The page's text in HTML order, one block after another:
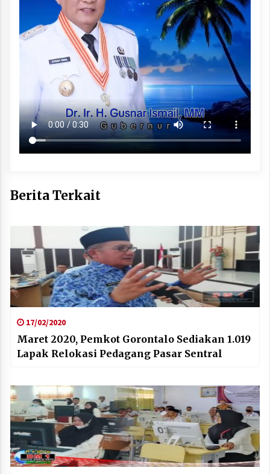
Berita Terkait
17/02/2020
Maret 2020, Pemkot Gorontalo Sediakan 1.019
Lapak Relokasi Pedagang Pasar Sentral